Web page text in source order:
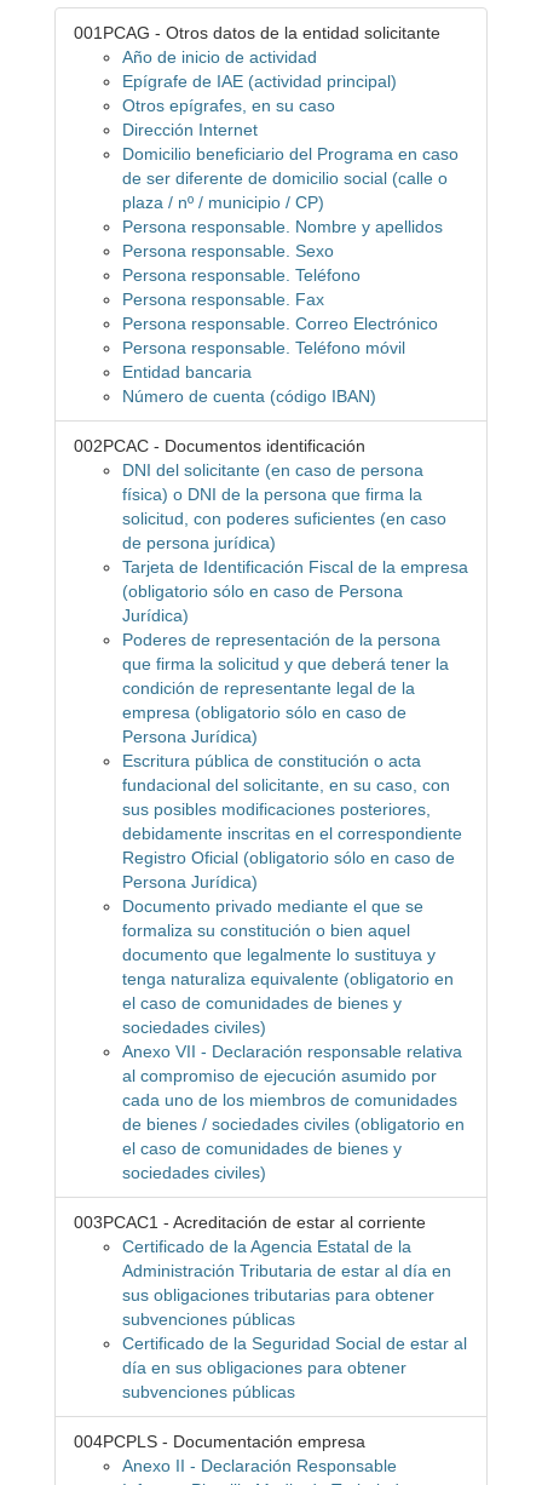
001PCAG - Otros datos de la entidad solicitante
Año de inicio de actividad
Epígrafe de IAE (actividad principal)
Otros epígrafes, en su caso
Dirección Internet
Domicilio beneficiario del Programa en caso
de ser diferente de domicilio social (calle o
plaza / nº / municipio / CP)
Persona responsable. Nombre y apellidos
Persona responsable. Sexo
Persona responsable. Teléfono
Persona responsable. Fax
Persona responsable. Correo Electrónico
Persona responsable. Teléfono móvil
Entidad bancaria
Número de cuenta (código IBAN)
002PCAC - Documentos identificación
DNI del solicitante (en caso de persona
física) o DNI de la persona que firma la
solicitud, con poderes suficientes (en caso
de persona jurídica)
Tarjeta de Identificación Fiscal de la empresa
(obligatorio sólo en caso de Persona
Jurídica)
Poderes de representación de la persona
que firma la solicitud y que deberá tener la
condición de representante legal de la
empresa (obligatorio sólo en caso de
Persona Jurídica)
Escritura pública de constitución o acta
fundacional del solicitante, en su caso, con
sus posibles modificaciones posteriores,
debidamente inscritas en el correspondiente
Registro Oficial (obligatorio sólo en caso de
Persona Jurídica)
Documento privado mediante el que se
formaliza su constitución o bien aquel
documento que legalmente lo sustituya y
tenga naturaliza equivalente (obligatorio en
el caso de comunidades de bienes y
sociedades civiles)
Anexo VII - Declaración responsable relativa
al compromiso de ejecución asumido por
cada uno de los miembros de comunidades
de bienes / sociedades civiles (obligatorio en
el caso de comunidades de bienes y
sociedades civiles)
003PCAC1 - Acreditación de estar al corriente
Certificado de la Agencia Estatal de la
Administración Tributaria de estar al día en
sus obligaciones tributarias para obtener
subvenciones públicas
Certificado de la Seguridad Social de estar al
día en sus obligaciones para obtener
subvenciones públicas
004PCPLS - Documentación empresa
Anexo II - Declaración Responsable